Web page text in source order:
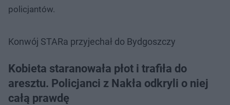
policjantów.
Konwój STARa przyjechał do Bydgoszczy
Kobieta staranowała płot i trafiła do
aresztu. Policjanci z Nakła odkryli o niej
całą prawdę